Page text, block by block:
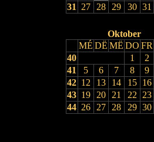
31
27 28 29 30 31
Oktober
MÉ DË MË DO FR
40
1
2
41
5 6 7 8
9
42 12 13 14 15
16
43 19 20 21 22
23
44 26 27 28 29 30